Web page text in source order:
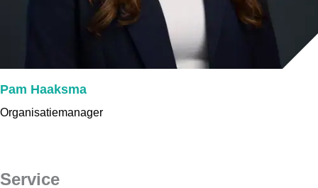
Pam Haaksma
Organisatiemanager
Service